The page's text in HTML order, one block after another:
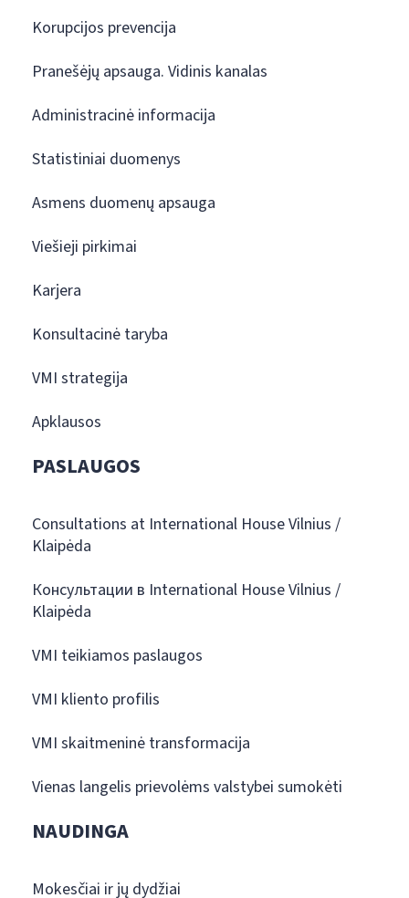
Korupcijos prevencija
Pranešėjų apsauga. Vidinis kanalas
Administracinė informacija
Statistiniai duomenys
Asmens duomenų apsauga
Viešieji pirkimai
Karjera
Konsultacinė taryba
VMI strategija
Apklausos
PASLAUGOS
Consultations at International House Vilnius /
Klaipėda
Консультации в International House Vilnius /
Klaipėda
VMI teikiamos paslaugos
VMI kliento profilis
VMI skaitmeninė transformacija
Vienas langelis prievolėms valstybei sumokėti
NAUDINGA
Mokesčiai ir jų dydžiai